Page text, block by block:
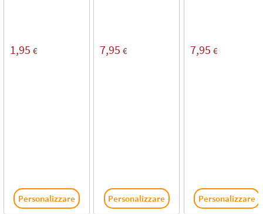
1,95 €
Personalizzare
7,95 €
Personalizzare
7,95 €
Personalizzare